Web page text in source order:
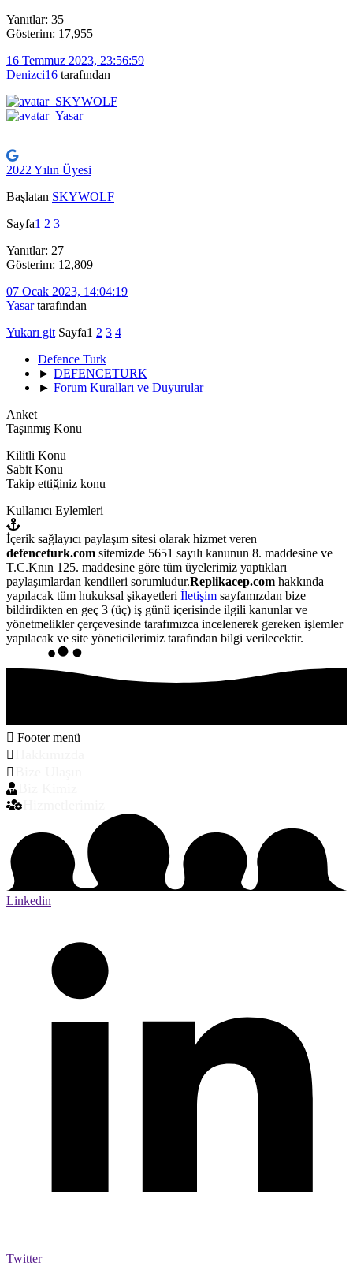
Yanıtlar: 35
Gösterim: 17,955
16 Temmuz 2023, 23:56:59
Denizci16 tarafından
2022 Yılın Üyesi
Başlatan SKYWOLF
Sayfa1 2 3
Yanıtlar: 27
Gösterim: 12,809
07 Ocak 2023, 14:04:19
Yasartarafından
Yukarı git Sayfa1 2 3 4
Defence Turk
► DEFENCETURK
► Forum Kuralları ve Duyurular
Anket
Taşınmış Konu
Kilitli Konu
Sabit Konu
Takip ettiğiniz konu
Kullanıcı Eylemleri
İçerik sağlayıcı paylaşım sitesi olarak hizmet veren
defenceturk.com sitemizde 5651 sayılı kanunun 8. maddesine ve
T.C.Knın 125. maddesine göre tüm üyelerimiz yaptıkları
paylaşımlardan kendileri sorumludur.Replikacep.com hakkında
yapılacak tüm hukuksal şikayetleri İletişim sayfamızdan bize
bildirdikten en geç 3 (üç) iş günü içerisinde ilgili kanunlar ve
yönetmelikler çerçevesinde tarafımızca incelenerek gereken işlemler
yapılacak ve site yöneticilerimiz tarafından bilgi verilecektir.
Footer menü
Linkedin
Twitter